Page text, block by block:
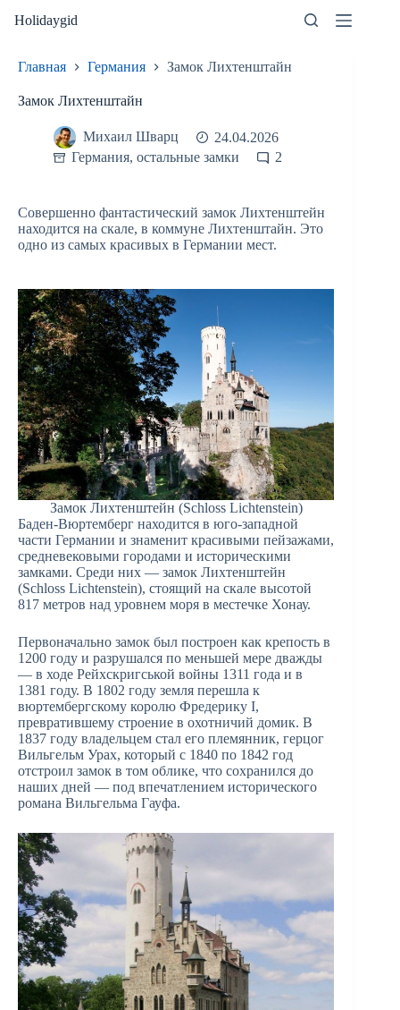
Holidaygid
Главная Германия Замок Лихтенштайн
Замок Лихтенштайн
Михаил Шварц
24.04.2026
Германия, остальные замки 2
Совершенно фантастический замок Лихтенштейн
находится на скале, в коммуне Лихтенштайн. Это
одно из самых красивых в Германии мест.
Замок Лихтенштейн (Schloss Lichtenstein)
Баден-Вюртемберг находится в юго-западной
части Германии и знаменит красивыми пейзажами,
средневековыми городами и историческими
замками. Среди них — замок Лихтенштейн
(Schloss Lichtenstein), стоящий на скале высотой
817 метров над уровнем моря в местечке Хонау.
Первоначально замок был построен как крепость в
1200 году и разрушался по меньшей мере дважды
— в ходе Рейхскригськой войны 1311 года и в
1381 году. В 1802 году земля перешла к
вюртембергскому королю Фредерику I,
превратившему строение в охотничий домик. В
1837 году владельцем стал его племянник, герцог
Вильгельм Урах, который с 1840 по 1842 год
отстроил замок в том облике, что сохранился до
наших дней — под впечатлением исторического
романа Вильгельма Гауфа.